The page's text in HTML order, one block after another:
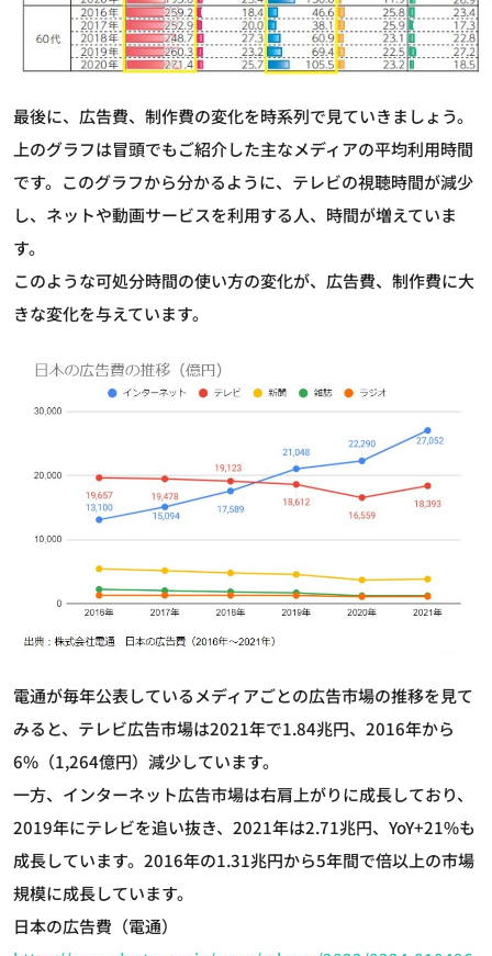
最後に、広告費、制作費の変化を時系列で見ていきましょう。
上のグラフは冒頭でもご紹介した主なメディアの平均利用時間
です。このグラフから分かるように、テレビの視聴時間が減少
し、ネットや動画サービスを利用する人、時間が増えていま
す。
このような可処分時間の使い方の変化が、広告費、制作費に大
きな変化を与えています。
電通が毎年公表しているメディアごとの広告市場の推移を見て
みると、テレビ広告市場は2021年で1.84兆円、2016年から
6%（1,264億円）減少しています。
一方、インターネット広告市場は右肩上がりに成長しており、
2019年にテレビを追い抜き、2021年は2.71兆円、YoY+21%も
成長しています。2016年の1.31兆円から5年間で倍以上の市場
規模に成長しています。
日本の広告費（電通）